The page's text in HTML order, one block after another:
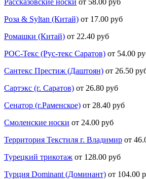
Роза & Syltan (Китай) от 17.00 руб
Ромашки (Китай) от 22.40 руб
РОС-Текс (Рус-текс Саратов) от 54.00
Сантекс Престиж (Даштоян) от 26.50
Сартэкс (г. Саратов) от 26.80 руб
Сенатор (г.Раменское) от 28.40 руб
Смоленские носки от 24.00 руб
Территория Текстиля г. Владимир от
Турецкий трикотаж от 128.00 руб
Турция Dominant (Доминант) от 104.00